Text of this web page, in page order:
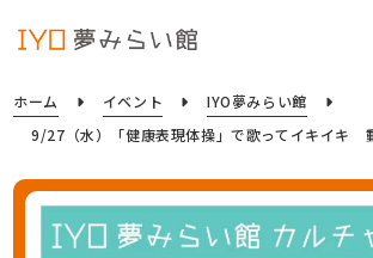
ホーム イベント
IYO夢みらい館
9/27（水）「健康表現体操」で歌ってイキイキ